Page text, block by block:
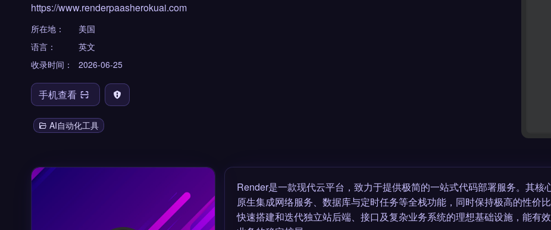
https://www.renderpaasherokuai.com
所在地：
美国
语言：
英文
收录时间：
2026-06-25
手机查看
AI自动化工具
Render是一款现代云平台，致力于提供极简的一站式代码部署服务。其
原生集成网络服务、数据库与定时任务等全栈功能，同时保持极高的性价
快速搭建和迭代独立站后端、接口及复杂业务系统的理想基础设施，能有